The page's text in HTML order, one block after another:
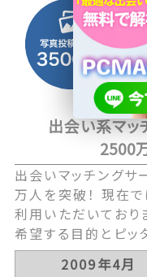
出会い系マッ
2500
出会いマッチング
万人を突破！ 現在
利用いただいており
希望する目的とピッ
2009年4月